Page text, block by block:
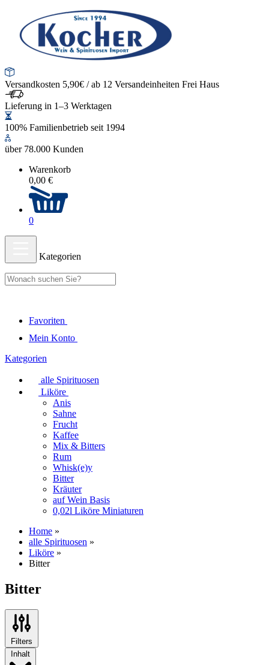
Versandkosten 5,90€ / ab 12 Versandeinheiten Frei Haus
Lieferung in 1–3 Werktagen
100% Familienbetrieb seit 1994
über 78.000 Kunden
Warenkorb
0,00 €
0
Kategorien
Favoriten
Mein Konto
Kategorien
alle Spirituosen
Liköre
Anis
Sahne
Frucht
Kaffee
Mix & Bitters
Rum
Whisk(e)y
Bitter
Kräuter
auf Wein Basis
0,02l Liköre Miniaturen
Home »
alle Spirituosen »
Liköre »
Bitter
Bitter
Filters
Inhalt